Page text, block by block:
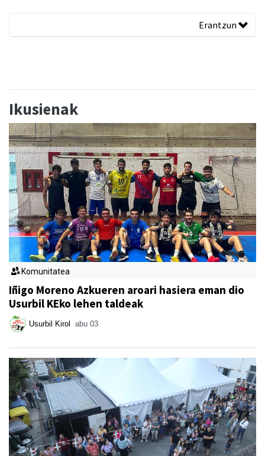
Erantzun
Ikusienak
Komunitatea
Iñigo Moreno Azkueren aroari hasiera eman dio
Usurbil KEko lehen taldeak
Usurbil Kirol abu 03